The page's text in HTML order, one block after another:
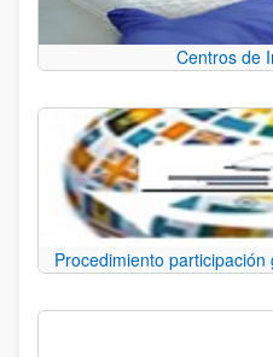
Centros de
Procedimiento